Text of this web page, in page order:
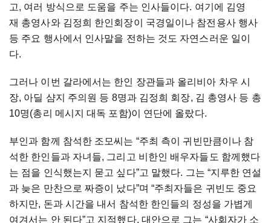
고, 여러 방식으로 도움을 주는 인사들이다. 여기에 김영
재 총영사와 김정희 한인회장이 국경일이나 참전용사 행사
등 주요 행사에서 인사말을 전하는 것도 자연스러운 일이
다.
그러나 이번 갈라에서는 한인 장관들과 올리비아 차우 시
장, 아딜 샴지 주의원 등 8명과 김정희 회장, 김 총영사 등 총
10명(총리 메시지 대독 포함)이 연단에 올랐다.
부인과 함께 참석한 조 모씨는 “주최 측이 귀빈만큼이나 참
석한 한인들과 자녀들, 그리고 비한인 배우자들도 함께했다
는 점을 인식했는지 묻고 싶다”고 말했다. 그는 “지루한 연설
과 늦은 만찬으로 짜증이 났다”며 “주최자들은 귀빈도 중요
하지만, 돈과 시간을 내서 참석한 한인들의 정성을 가볍게
여겨서는 안 된다”고 지적했다. 대안으로 그는 “사회자가 소